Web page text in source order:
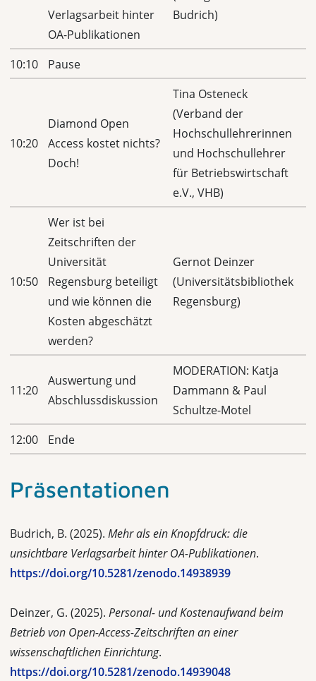
Verlagsarbeit hinter
OA-Publikationen
Budrich)
10:10 Pause
10:20
Diamond Open
Access kostet nichts?
Doch!
Tina Osteneck
(Verband der
Hochschullehrerinnen
und Hochschullehrer
für Betriebswirtschaft
e.V., VHB)
10:50
Wer ist bei
Zeitschriften der
Universität
Regensburg beteiligt
und wie können die
Kosten abgeschätzt
werden?
Gernot Deinzer
(Universitätsbibliothek
Regensburg)
11:20
Auswertung und
Abschlussdiskussion
MODERATION: Katja
Dammann & Paul
Schultze-Motel
12:00
Ende
Präsentationen
Budrich, B. (2025). Mehr als ein Knopfdruck: die
unsichtbare Verlagsarbeit hinter OA-Publikationen.
https://doi.org/10.5281/zenodo.14938939
Deinzer, G. (2025). Personal- und Kostenaufwand beim
Betrieb von Open-Access-Zeitschriften an einer
wissenschaftlichen Einrichtung.
https://doi.org/10.5281/zenodo.14939048